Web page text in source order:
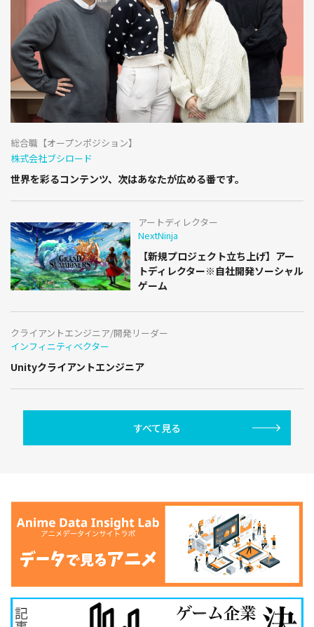
総合職【オープンポジション】
株式会社ブシロード
世界を彩るコンテンツ、次はあなたが広める番です。
アートディレクター
NextNinja
【新規プロジェクト立ち上げ】アー
トディレクター※自社開発ソーシャル
ゲーム
クライアントエンジニア/開発リーダー
インフィニティベクター
Unityクライアントエンジニア
すべて見る